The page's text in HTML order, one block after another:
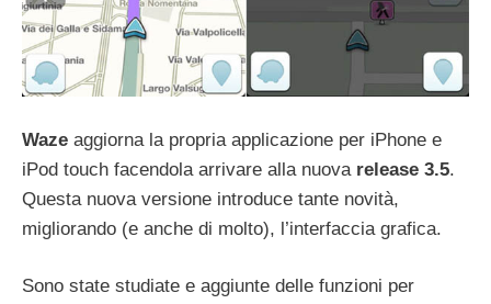
Waze aggiorna la propria applicazione per iPhone e
iPod touch facendola arrivare alla nuovarelease 3.5.
Questa nuova versione introduce tante novità,
migliorando (e anche di molto), l’interfaccia grafica.
Sono state studiate e aggiunte delle funzioni per